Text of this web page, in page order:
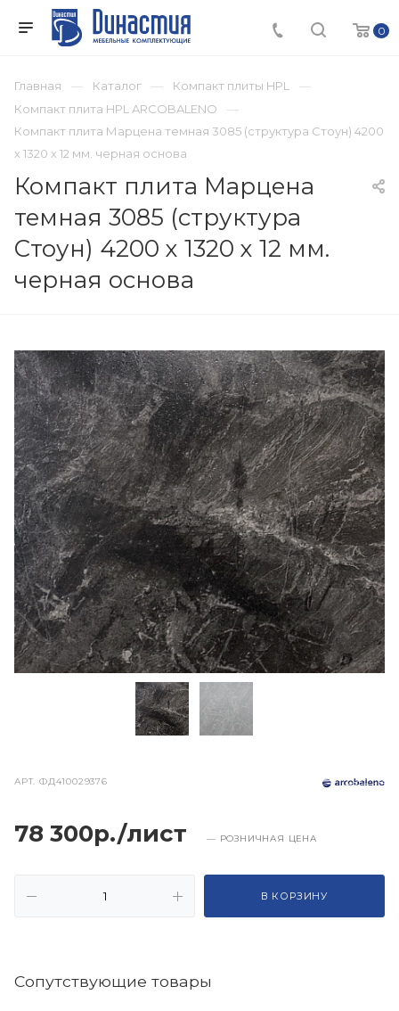
0
Главная Каталог
Компакт плиты HPL
Компакт плита HPL ARCOBALENO
Компакт плита Марцена темная 3085 (структура Стоун) 4200
х 1320 х 12 мм. черная основа
Компакт плита Марцена
темная 3085 (структура
Стоун) 4200 х 1320 х 12 мм.
черная основа
АРТ.ФД410029376
78 300р./лист — РОЗНИЧНАЯ ЦЕНА
В КОРЗИНУ
Cопутствующие товары